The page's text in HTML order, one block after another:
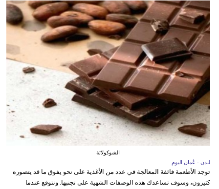
الشوكولاتة
لندن - عُمان اليوم
توجد الأطعمة فائقة المعالجة في عدد من الأغذية على نحو يفوق ما قد يتصوره
كثيرون، وسوف تساعدك هذه الوصفات الشهية على تجنبها. ونتوقع عندما